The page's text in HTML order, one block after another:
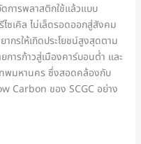
การพลาสติกใช้แล้วแบบ
ซเคิล ไม่เล็ดรอดออกสู่สังคม
กรให้เกิดประโยชน์สูงสุดตาม
ารก้าวสู่เมืองคาร์บอนต่ำ และ
พมหานคร ซึ่งสอดคล้องกับ
Carbon ของ SCGC อย่าง